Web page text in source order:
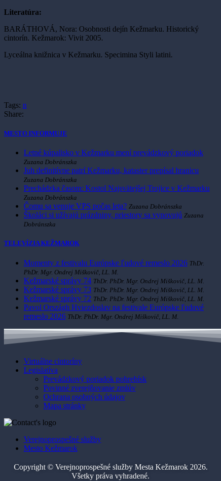
Literatúra:
BARÁTHOVÁ, Nora: Osobnosti dejín Kežmarku. Historický
cintorín. Kežmarok: Vivit 2005.
Lyceálna knižnica v Kežmarku. Specimina Styli latini.
Tags: n
Share:
MESTO INFORMUJE
Letné kúpalisko v Kežmarku mení prevádzkový poriadok
Zuzana Dobránszka
Juh definitívne patrí Kežmarku, kataster prepísal hranicu
Zuzana Dobránszka
Prechádzka časom: Kostol Najsvätejšej Trojice v Kežmarku
Zuzana Dobránszka
Čomu sa venuje VPS počas leta? Zuzana Dobránszka
Školáci si užívajú prázdniny, priestory sa vynovujú Zuzana
Dobránszka
TELEVÍZIA KEŽMAROK
Momenty z festivalu Európske ľudové remeslo 2026 ThDr.
PhDr. Mgr. Ondrej Miškovič, LL. M.
Kežmarské správy 74 ThDr. PhDr. Mgr. Ondrej Miškovič, LL. M.
Kežmarské správy 73 ThDr. PhDr. Mgr. Ondrej Miškovič, LL. M.
Kežmarské správy 72 ThDr. PhDr. Mgr. Ondrej Miškovič, LL. M.
Pavol Országh Hviezdoslav na festivale Európske ľudové
remeslo 2026 ThDr. PhDr. Mgr. Ondrej Miškovič, LL. M.
Virtuálne cintoríny
Legislatíva
Prevádzkový poriadok pohrebísk
Povinné zverejňovanie zmlúv
Ochrana osobných údajov
Mapa stránky
Verejnoprospešné služby
Mesto Kežmarok
Copyright © Verejnoprospešné služby Mesta Kežmarok 2026.
Všetky práva vyhradené.